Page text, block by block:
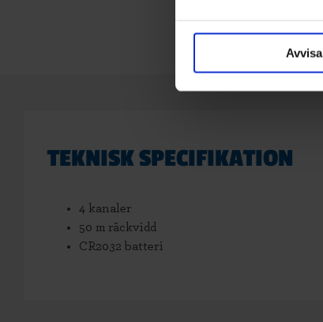
Avvisa
TEKNISK SPECIFIKATION
4 kanaler
50 m räckvidd
CR2032 batteri